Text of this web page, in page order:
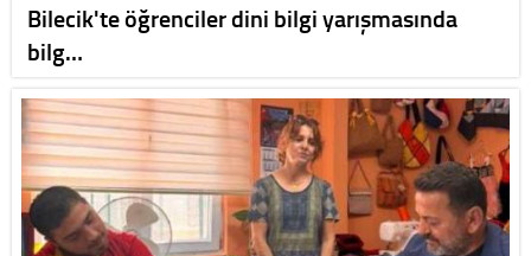
Bilecik'te öğrenciler dini bilgi yarışmasında
bilg…